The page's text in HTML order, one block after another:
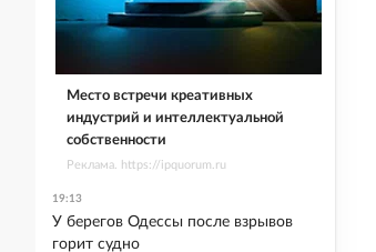
Место встречи креативных
индустрий и интеллектуальной
собственности
Реклама. https://ipquorum.ru
19:13
У берегов Одессы после взрывов
горит судно